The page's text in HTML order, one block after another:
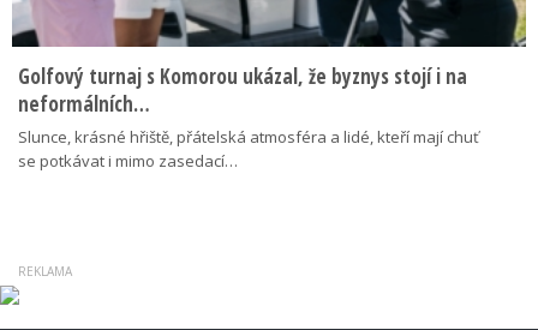
Golfový turnaj s Komorou ukázal, že byznys stojí i na
neformálních…
Slunce, krásné hřiště, přátelská atmosféra a lidé, kteří mají chuť
se potkávat i mimo zasedací…